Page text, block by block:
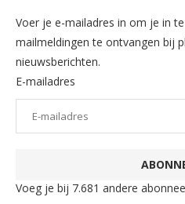
Voer je e-mailadres in om je in
mailmeldingen te ontvangen bij
nieuwsberichten.
E-mailadres
Voeg je bij 7.681 andere